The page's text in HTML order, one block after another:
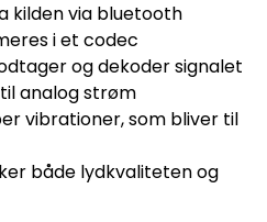
kilden via bluetooth
i et codec
og dekoder signalet
analog strøm
vibrationer, som bliver til
både lydkvaliteten og